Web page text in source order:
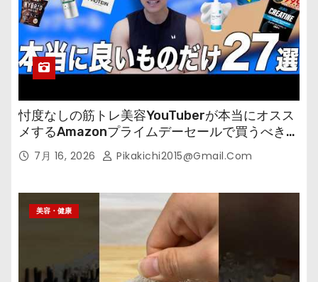
忖度なしの筋トレ美容YouTuberが本当にオスス
メするAmazonプライムデーセールで買うべきも
の 7月 16, 2026 Pikakichi2015@gmail.com
美容・健康